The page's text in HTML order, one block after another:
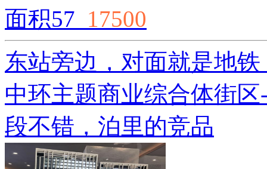
面积57 17500
东站旁边，对面就是地
中环主题商业综合体街
段不错，泊里的竞品